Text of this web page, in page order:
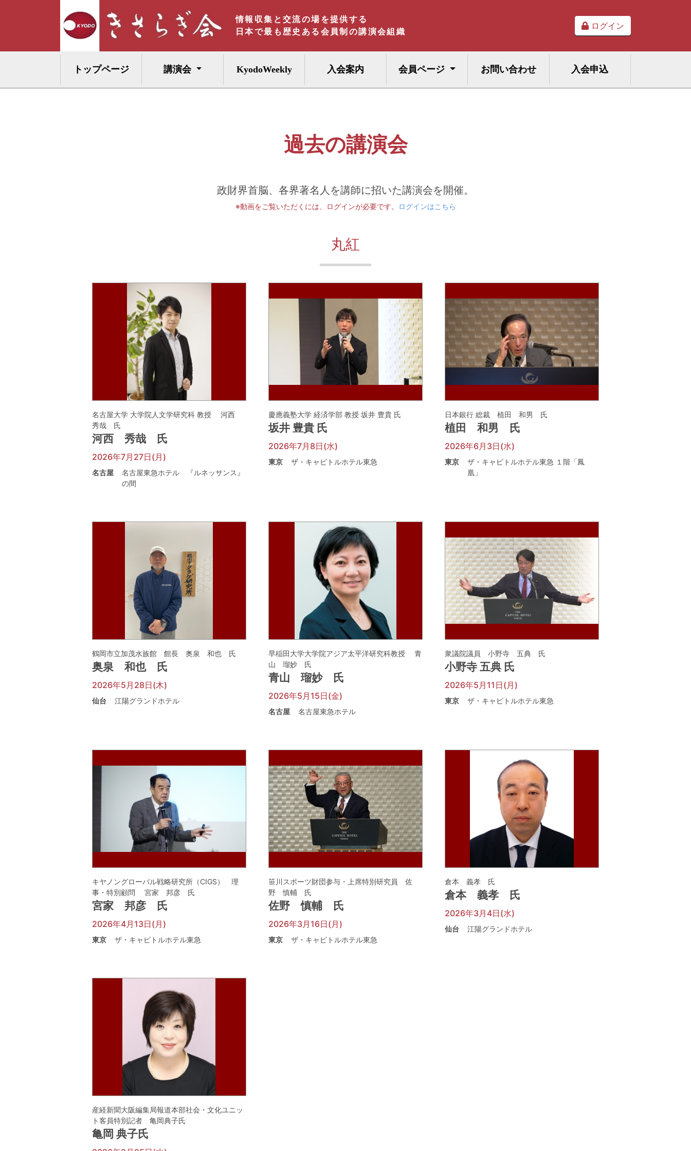
情報収集と交流の場を提供する
日本で最も歴史ある会員制の講演会組織
ログイン
トップページ 講演会 KyodoWeekly 入会案内 会員ページ お問い合わせ 入会申込
過去の講演会
政財界首脳、各界著名人を講師に招いた講演会を開催。
※動画をご覧いただくには、ログインが必要です。 ログインはこちら
丸紅
名古屋大学 大学院人文学研究科 教授 河西
秀哉 氏
河西 秀哉 氏
2026年7月27日(月)
名古屋
名古屋東急ホテル 『ルネッサンス』
の間
慶應義塾大学 経済学部 教授 坂井 豊貴 氏
坂井 豊貴 氏
2026年7月8日(水)
東京 ザ・キャピトルホテル東急
日本銀行 総裁 植田 和男 氏
植田 和男 氏
2026年6月3日(水)
東京
ザ・キャピトルホテル東急 １階「鳳
凰」
鶴岡市立加茂水族館 館長 奥泉 和也 氏
奥泉 和也 氏
2026年5月28日(木)
仙台 江陽グランドホテル
早稲田大学大学院アジア太平洋研究科教授 青
山 瑠妙 氏
青山 瑠妙 氏
2026年5月15日(金)
名古屋 名古屋東急ホテル
衆議院議員 小野寺 五典 氏
小野寺 五典 氏
2026年5月11日(月)
東京 ザ・キャピトルホテル東急
キヤノングローバル戦略研究所（CIGS） 理
事・特別顧問 宮家 邦彦 氏
宮家 邦彦 氏
2026年4月13日(月)
東京 ザ・キャピトルホテル東急
笹川スポーツ財団参与・上席特別研究員 佐
野 慎輔 氏
佐野 慎輔 氏
2026年3月16日(月)
東京 ザ・キャピトルホテル東急
倉本 義孝 氏
倉本 義孝 氏
2026年3月4日(水)
仙台 江陽グランドホテル
産経新聞大阪編集局報道本部社会・文化ユニッ
ト客員特別記者 亀岡典子氏
亀岡 典子氏